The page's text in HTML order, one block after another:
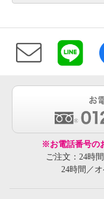
※お電話番号の
ご注文：24時
24時間／